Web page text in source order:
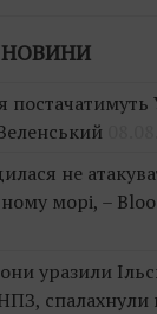
НОВИНИ
не
морі, –
уразили
спалахнули